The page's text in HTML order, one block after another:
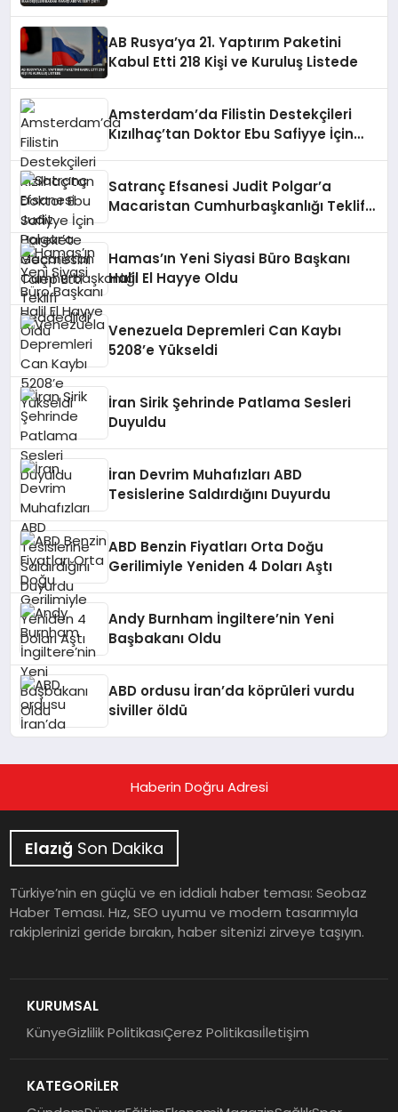
AB Rusya’ya 21. Yaptırım Paketini
Kabul Etti 218 Kişi ve Kuruluş Listede
Amsterdam’da Filistin Destekçileri
Kızılhaç’tan Doktor Ebu Safiyye İçin
Satranç Efsanesi Judit Polgar’a
Macaristan Cumhurbaşkanlığı Teklifi
Hamas’ın Yeni Siyasi Büro Başkanı
Halil El Hayye Oldu
Venezuela Depremleri Can Kaybı
5208’e Yükseldi
İran Sirik Şehrinde Patlama Sesleri
Duyuldu
İran Devrim Muhafızları ABD
Tesislerine Saldırdığını Duyurdu
ABD Benzin Fiyatları Orta Doğu
Gerilimiyle Yeniden 4 Doları Aştı
Andy Burnham İngiltere’nin Yeni
Başbakanı Oldu
ABD ordusu İran’da köprüleri vurdu
siviller öldü
Haberin Doğru Adresi
Elazığ Son Dakika
Türkiye’nin en güçlü ve en iddialı haber teması: Seobaz
Haber Teması. Hız, SEO uyumu ve modern tasarımıyla
rakiplerinizi geride bırakın, haber sitenizi zirveye taşıyın.
KURUMSAL
KünyeGizlilik PolitikasıÇerez Politikasıİletişim
KATEGORİLER